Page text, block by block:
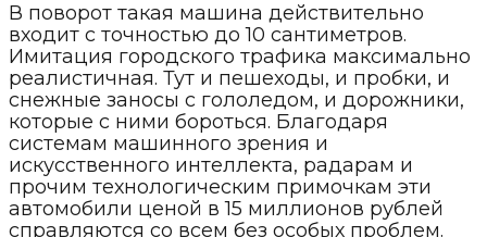
В поворот такая машина действительно
входит с точностью до 10 сантиметров.
Имитация городского трафика максимально
реалистичная. Тут и пешеходы, и пробки, и
снежные заносы с гололедом, и дорожники,
которые с ними бороться. Благодаря
системам машинного зрения и
искусственного интеллекта, радарам и
прочим технологическим примочкам эти
автомобили ценой в 15 миллионов рублей
справляются со всем без особых проблем.